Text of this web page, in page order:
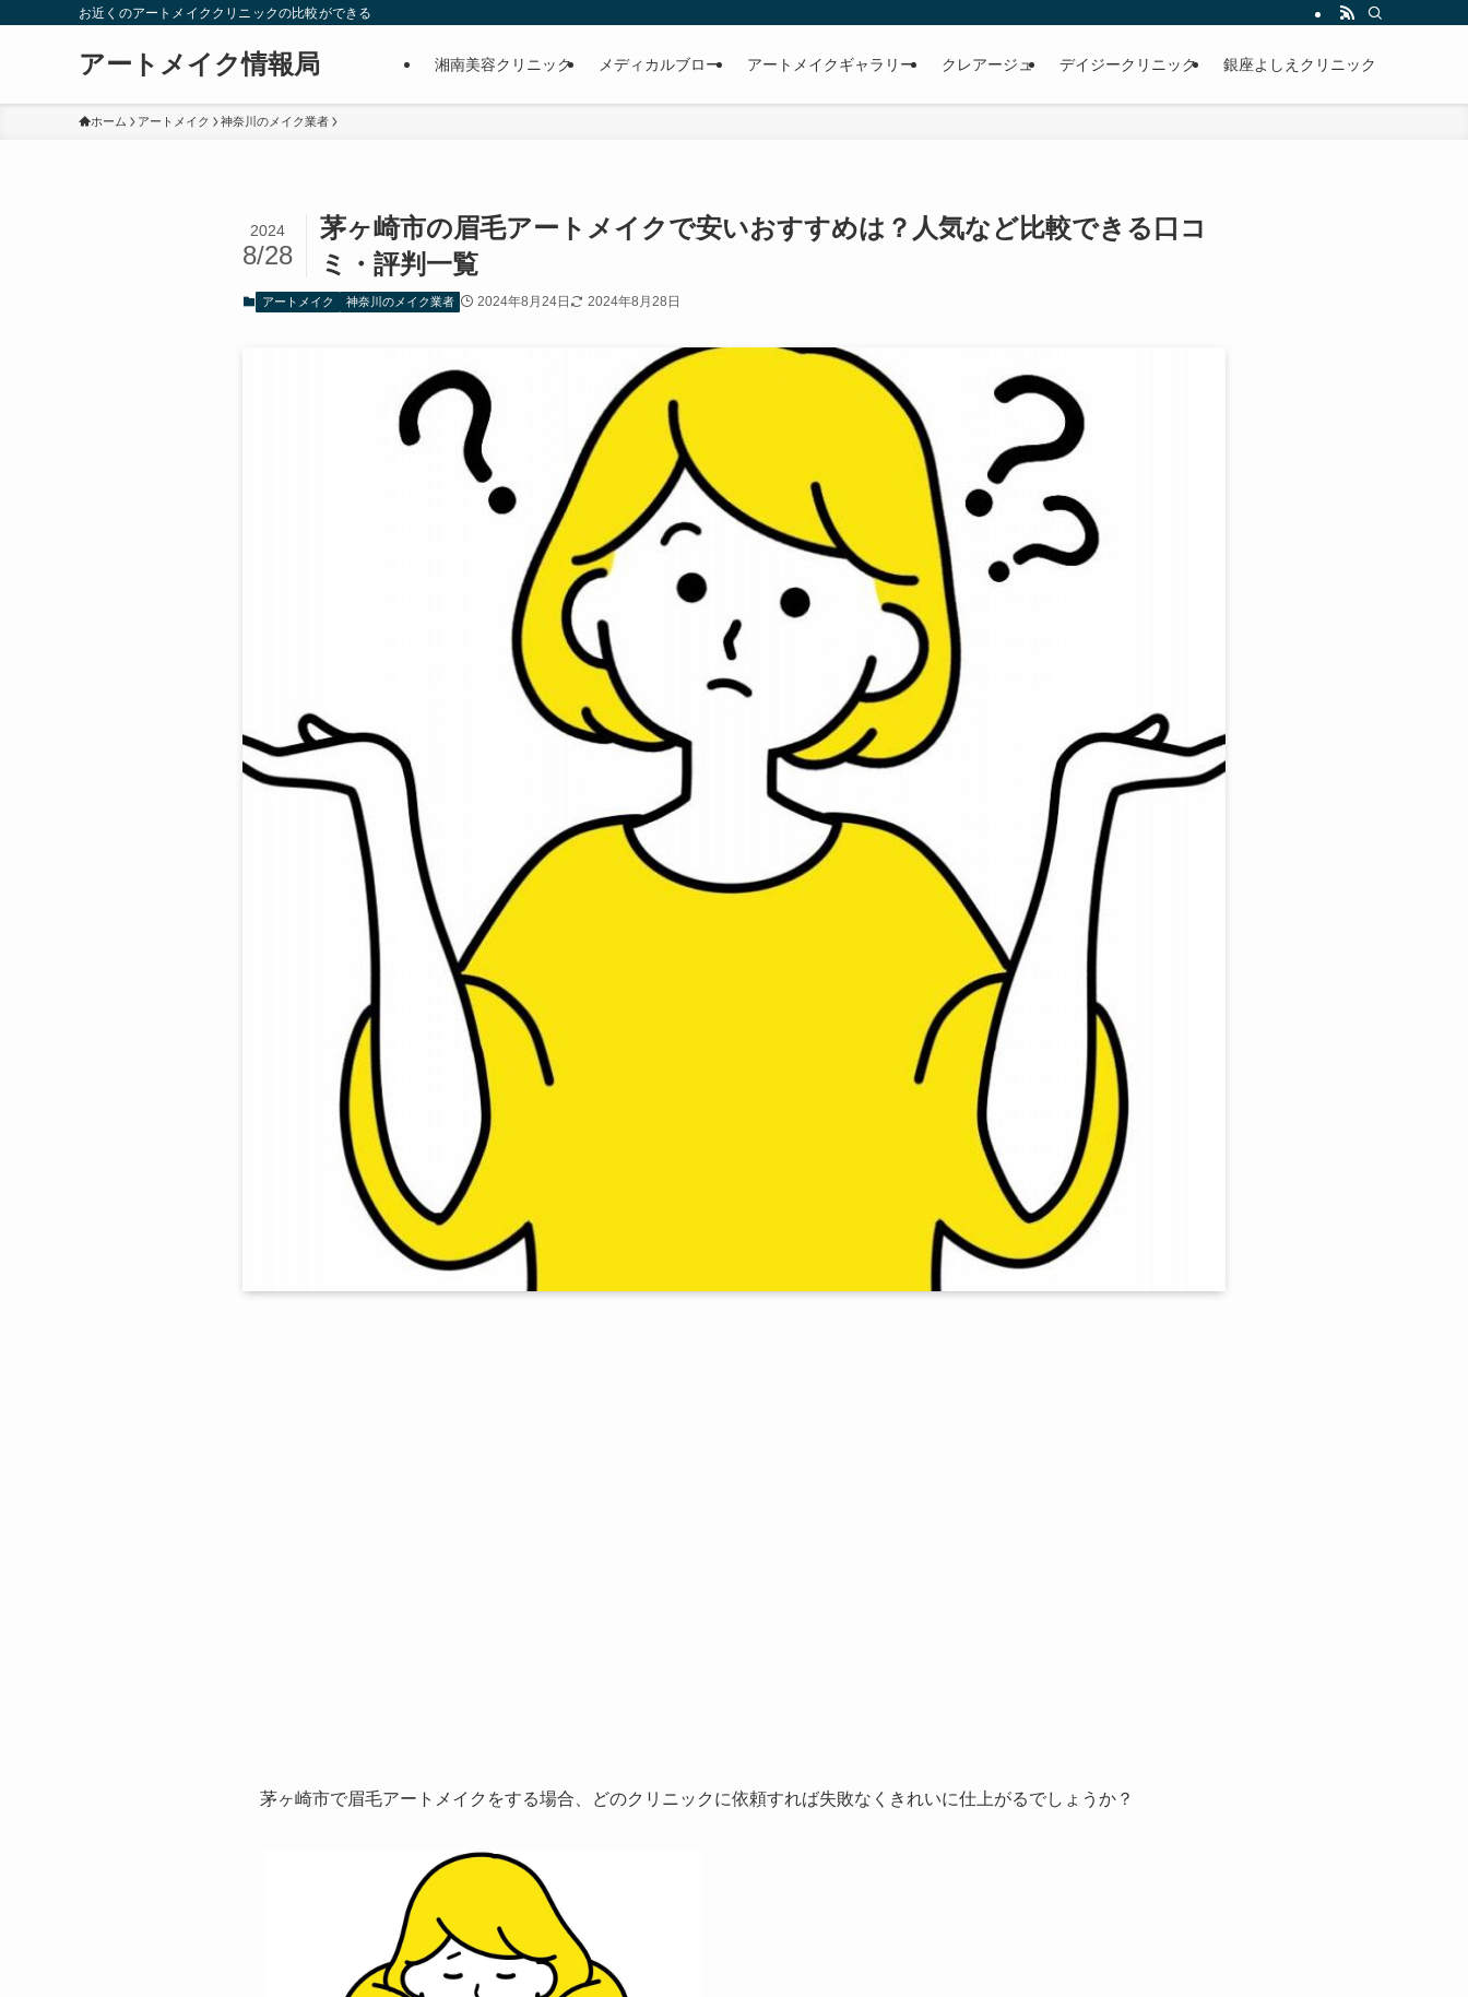
お近くのアートメイククリニックの比較ができる
アートメイク情報局 湘南美容クリニック メディカルブロー アートメイクギャラリー クレアージュ デイジークリニック 銀座よしえクリニック
ホーム アートメイク 神奈川のメイク業者
茅ヶ崎市の眉毛アートメイクで安いおすすめは？人気など比較できる口コ
ミ・評判一覧
2024
8/28
アートメイク 神奈川のメイク業者 2024年8月24日 2024年8月28日
茅ヶ崎市で眉毛アートメイクをする場合、 どのクリニックに依頼すれば失敗なくきれいに仕上がるでしょうか？